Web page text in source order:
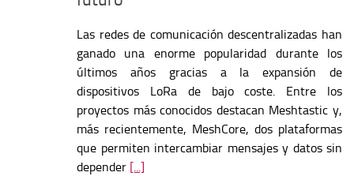
Las redes de comunicación descentralizadas han
ganado una enorme popularidad durante los
últimos años gracias a la expansión de
dispositivos LoRa de bajo coste. Entre los
proyectos más conocidos destacan Meshtastic y,
más recientemente, MeshCore, dos plataformas
que permiten intercambiar mensajes y datos sin
depender [...]